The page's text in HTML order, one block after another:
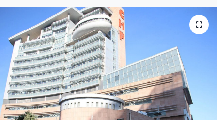
SAĞLIK
DÜNYA
EĞİTİM
TURİZM
RÖPORTAJ